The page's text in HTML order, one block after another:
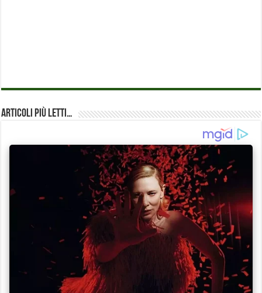
Articoli più Letti…